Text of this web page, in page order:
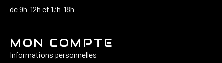
de 9h-12h et 13h-18h
MON COMPTE
Informations personnelles